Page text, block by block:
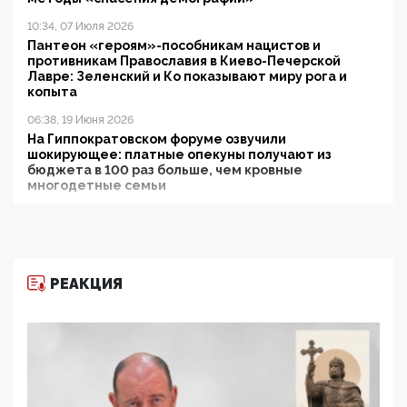
10:34, 07 Июля 2026
Пантеон «героям»-пособникам нацистов и
противникам Православия в Киево-Печерской
Лавре: Зеленский и Ко показывают миру рога и
копыта
06:38, 19 Июня 2026
На Гиппократовском форуме озвучили
шокирующее: платные опекуны получают из
бюджета в 100 раз больше, чем кровные
многодетные семьи
11:53, 09 Июня 2026
деятельность ИИТО ЮНЕСКО в России, но
цифроглобалисты продолжают определять
повестку в образовании
09:43, 01 Июня 2026
РЕАКЦИЯ